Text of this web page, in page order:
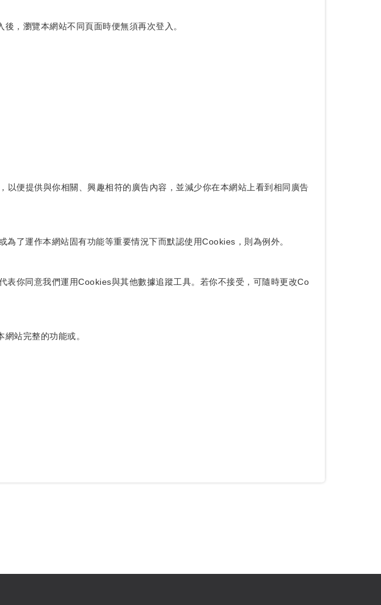
，瀏覽本網站不同頁面時便無須再次登入。
便提供與你相關、興趣相符的廣告內容，並減少你在本網站上看到相同廣告
了運作本網站固有功能等重要情況下而默認使用Cookies，則為例外。
你同意我們運用Cookies與其他數據追蹤工具。若你不接受，可隨時更改Co
站完整的功能或。